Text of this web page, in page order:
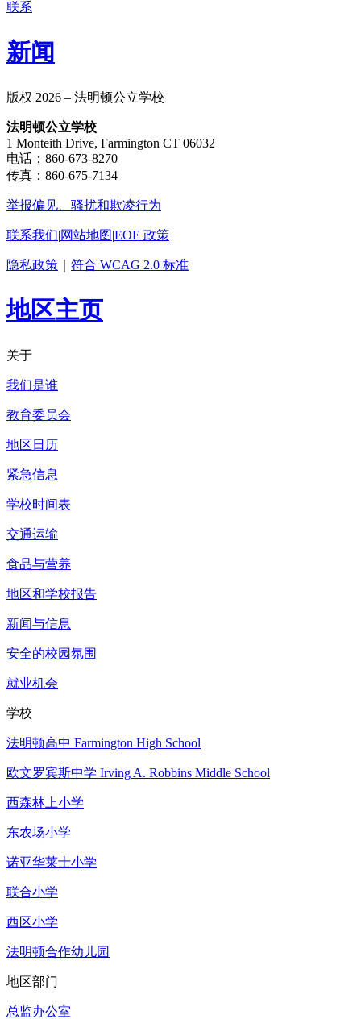
联系
新闻
版权 2026 – 法明顿公立学校
法明顿公立学校
1 Monteith Drive, Farmington CT 06032
电话：860-673-8270
传真：860-675-7134
举报偏见、骚扰和欺凌行为
联系我们|网站地图|EOE 政策
隐私政策 符合 WCAG 2.0 标准
地区主页
关于
我们是谁
教育委员会
地区日历
紧急信息
学校时间表
交通运输
食品与营养
地区和学校报告
新闻与信息
安全的校园氛围
就业机会
学校
法明顿高中 Farmington High School
欧文罗宾斯中学 Irving A. Robbins Middle School
西森林上小学
东农场小学
诺亚华莱士小学
联合小学
西区小学
法明顿合作幼儿园
地区部门
总监办公室